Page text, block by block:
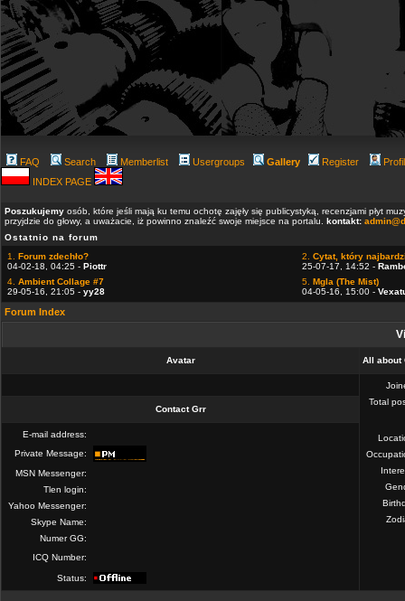
FAQ Search Memberlist Usergroups Gallery Register
INDEX PAGE
Poszukujemy osób, które jeśli mają ku temu ochotę zajęły się publicystyką, recenzjami płyt
przyjdzie do głowy, a uważacie, iż powinno znaleźć swoje miejsce na portalu. kontakt:
Ostatnio na forum
1. Forum zdechło?
04-02-18, 04:25 - Piottr
2. Cytat, który
25-07-17, 14:52 -
4. Ambient Collage #7
29-05-16, 21:05 - yy28
5. Mgla (The Mist)
04-05-16, 15:00 -
Forum Index
Avatar All about
Total
Contact Grr
E-mail address:
Private Message:
MSN Messenger:
Tlen login:
Yahoo Messenger:
Skype Name:
Numer GG:
ICQ Number:
Status: